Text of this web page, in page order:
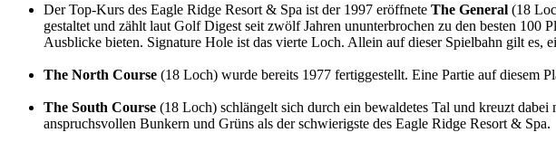
Der Top-Kurs des Eagle Ridge Resort & Spa ist der 1997 eröffnete The General (18
gestaltet und zählt laut Golf Digest seit zwölf Jahren ununterbrochen zu den besten 100
Ausblicke bieten. Signature Hole ist das vierte Loch. Allein auf dieser Spielbahn gilt es,
The North Course (18 Loch) wurde bereits 1977 fertiggestellt. Eine Partie auf diesem
The South Course (18 Loch) schlängelt sich durch ein bewaldetes Tal und kreuzt
anspruchsvollen Bunkern und Grüns als der schwierigste des Eagle Ridge Resort & Spa.